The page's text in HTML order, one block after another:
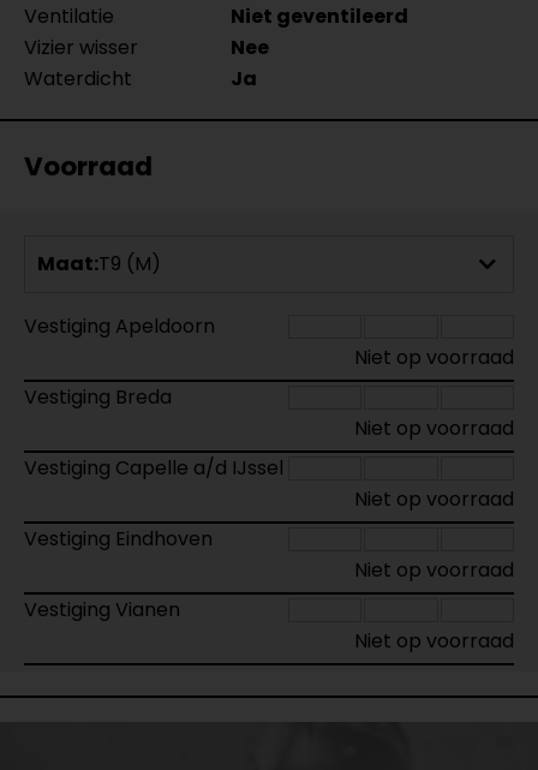
Ventilatie
Niet geventileerd
Vizier wisser
Nee
Waterdicht
Ja
Voorraad
Maat:T9 (M)
Vestiging Apeldoorn
Niet op voorraad
Vestiging Breda
Niet op voorraad
Vestiging Capelle a/d IJssel
Niet op voorraad
Vestiging Eindhoven
Niet op voorraad
Vestiging Vianen
Niet op voorraad